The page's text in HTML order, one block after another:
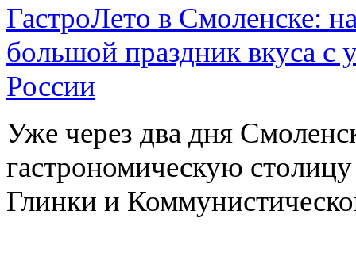
ГастроЛето в Смоленске:
большой праздник вкуса с
России
Уже через два дня
гастрономическую
Глинки и